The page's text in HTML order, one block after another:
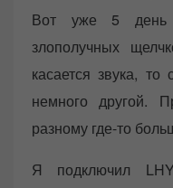
Вот уже 5
злополучных
касается звука,
немного другой.
разному где-то
Я подключил